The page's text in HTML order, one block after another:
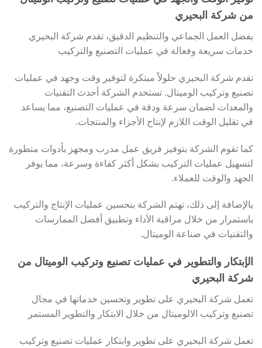
من شركة البحيري
بفضل العمل الجماعي والتنظيم الدقيق، تقدم شركة البحيري
خدمات سريعة وفعالة في عمليات التصنيع والتركيب
تقدم شركة البحيري حلولاً مبتكرة لتوفير وقت وجهد في عمليات
تصنيع وتركيب الوميتال. تستخدم الشركة أحدث التقنيات
والمعدات لضمان سرعة ودقة في عمليات التصنيع، مما يساعد
في تقليل الوقت اللازم لإنتاج الأجزاء والمنتجات.
كما تقوم الشركة بتوفير فريق عمل مدرب ومجهز بأدوات متطورة
لتسهيل عمليات التركيب بشكل أكثر كفاءة وسرعة، مما يوفر
الجهد والوقت للعملاء.
بالإضافة إلى ذلك، تهتم الشركة بتحسين عمليات الإنتاج والتركيب
باستمرار من خلال مراقبة الأداء وتطبيق أفضل الممارسات
والتقنيات في صناعة الوميتال.
الإبتكار والتطوير في عمليات تصنيع وتركيب الوميتال من
شركة البحيري
تعمل شركة البحيري على تطوير وتحسين خدماتها في مجال
تصنيع وتركيب الالوميتال من خلال الابتكار والتطوير المستمر
تعمل شركة البحيري على تطوير وابتكار عمليات تصنيع وتركيب